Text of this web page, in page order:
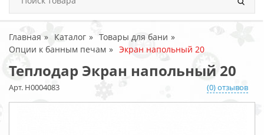
Главная Каталог
Товары для бани
Опции к банным печам
Экран напольный 20
Теплодар Экран напольный 20
Арт. Н0004083 (0) отзывов